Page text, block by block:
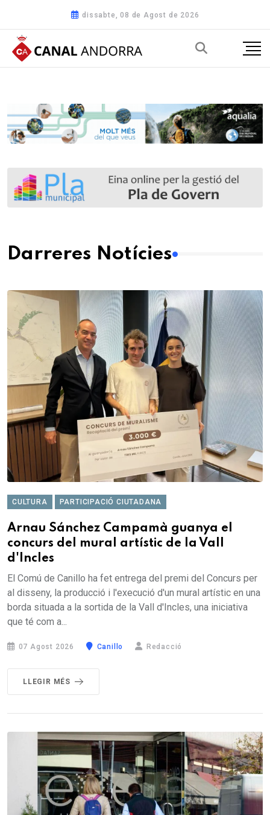
dissabte, 08 de Agost de 2026
Darreres Notícies
CULTURA PARTICIPACIÓ CIUTADANA
Arnau Sánchez Campamà guanya el
concurs del mural artístic de la Vall
d'Incles
El Comú de Canillo ha fet entrega del premi del Concurs per
al disseny, la producció i l'execució d'un mural artístic en una
borda situada a la sortida de la Vall d'Incles, una iniciativa
que té com a...
07 Agost 2026 Canillo Redacció
LLEGIR MÉS